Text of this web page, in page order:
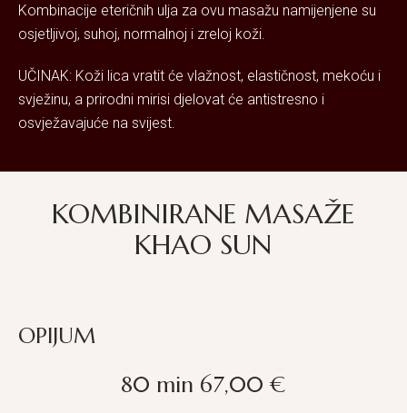
Kombinacije eteričnih ulja za ovu masažu namijenjene su
osjetljivoj, suhoj, normalnoj i zreloj koži.
UČINAK: Koži lica vratit će vlažnost, elastičnost, mekoću i
svježinu, a prirodni mirisi djelovat će antistresno i
osvježavajuće na svijest.
KOMBINIRANE MASAŽE
KHAO SUN
OPIJUM
80 min 67,00 €